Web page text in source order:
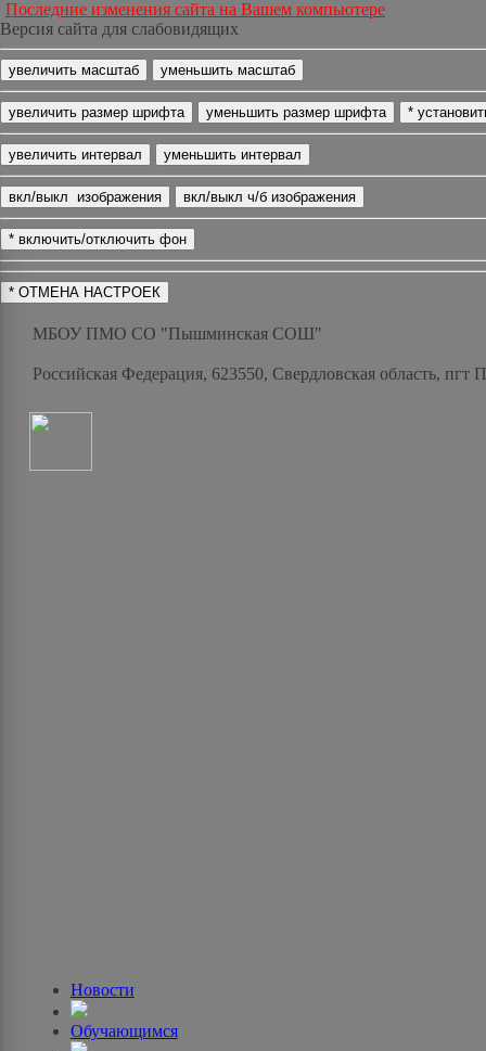
Последние изменения сайта на Вашем компьютере
Версия сайта для слабовидящих
МБОУ ПМО СО "Пышминская СОШ"
Российская Федерация, 623550, Свердловская область,
Новости
Обучающимся